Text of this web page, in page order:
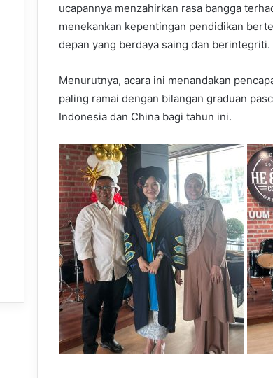
ucapannya menzahirkan rasa bangga
menekankan kepentingan pendidikan
depan yang berdaya saing dan berintegriti.
Menurutnya, acara ini menandakan
paling ramai dengan bilangan graduan
Indonesia dan China bagi tahun ini.